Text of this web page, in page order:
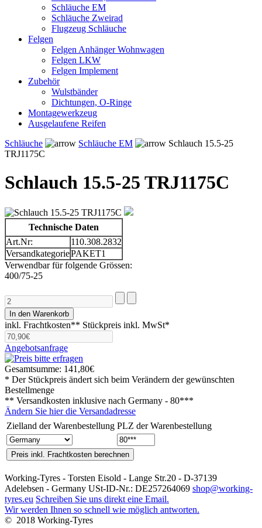
Schläuche EM
Schläuche Zweirad
Flugzeug Schläuche
Felgen
Felgen Anhänger Wohnwagen
Felgen LKW
Felgen Implement
Zubehör
Wulstbänder
Dichtungen, O-Ringe
Montagewerkzeug
Ausgelaufene Reifen
Schläuche
Schläuche EM
Schlauch 15.5-25
TRJ1175C
Schlauch 15.5-25 TRJ1175C
Technische Daten
Art.Nr:
110.308.2832
VersandkategoriePAKET1
Verwendbar für folgende Grössen:
400/75-25
inkl. Frachtkosten** Stückpreis inkl. MwSt*
Angebotsanfrage
Gesamtsumme: 141,80€
* Der Stückpreis ändert sich beim Verändern der gewünschten
Bestellmenge
** Versandkosten inklusive nach Germany - 80***
Ändern Sie hier die Versandadresse
Zielland der Warenbestellung PLZ der Warenbestellung
Working-Tyres - Torsten Eisold - Lange Str.20 - D-37139
Adelebsen - Germany USt-ID-Nr.: DE257264069 shop@working-
tyres.eu Schreiben Sie uns direkt eine Email.
Wir werden Ihnen so schnell wie möglich antworten.
© 2018 Working-Tyres